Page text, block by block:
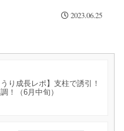
2023.06.25
り成長レポ】支柱で誘引！
！（6月中旬）